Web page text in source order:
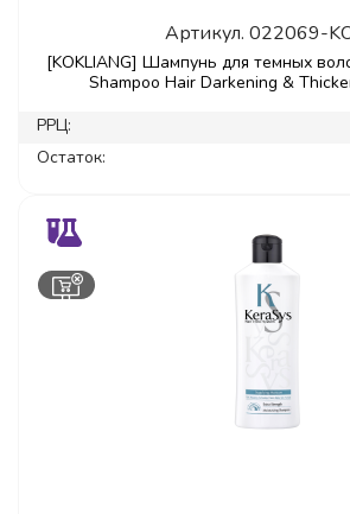
Артикул. 022069-
[KOKLIANG] Шампунь для темных
Shampoo Hair Darkening &
РРЦ:
Остаток: